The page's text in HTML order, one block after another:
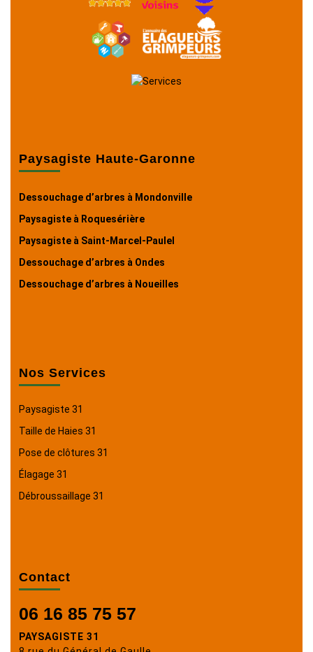
Paysagiste Haute-Garonne
Dessouchage d’arbres à Mondonville
Paysagiste à Roquesérière
Paysagiste à Saint-Marcel-Paulel
Dessouchage d’arbres à Ondes
Dessouchage d’arbres à Noueilles
Nos Services
Paysagiste 31
Taille de Haies 31
Pose de clôtures 31
Élagage 31
Débroussaillage 31
Contact
06 16 85 75 57
PAYSAGISTE 31